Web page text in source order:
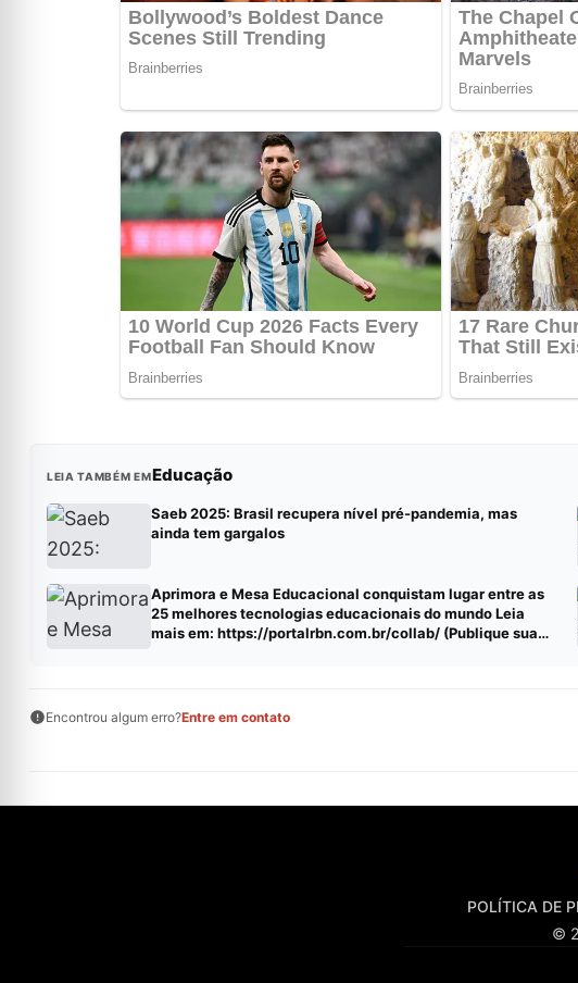
LEIA TAMBÉM EMEducação
Saeb 2025: Brasil recupera nível pré-pandemia, mas
ainda tem gargalos
Aprimora e Mesa Educacional conquistam lugar entre as
25 melhores tecnologias educacionais do mundo Leia
mais em: https://portalrbn.com.br/collab/ (Publique sua
Encontrou algum erro?Entre em contato
POLÍTICA DE
©